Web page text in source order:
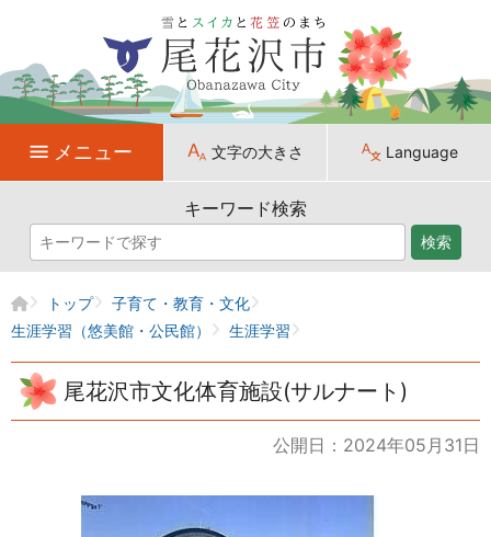
メニュー 文字の大きさ Language
キーワード検索
検索
トップ
子育て・教育・文化
生涯学習（悠美館・公民館）
生涯学習
尾花沢市文化体育施設(サルナート)
公開日：2024年05月31日